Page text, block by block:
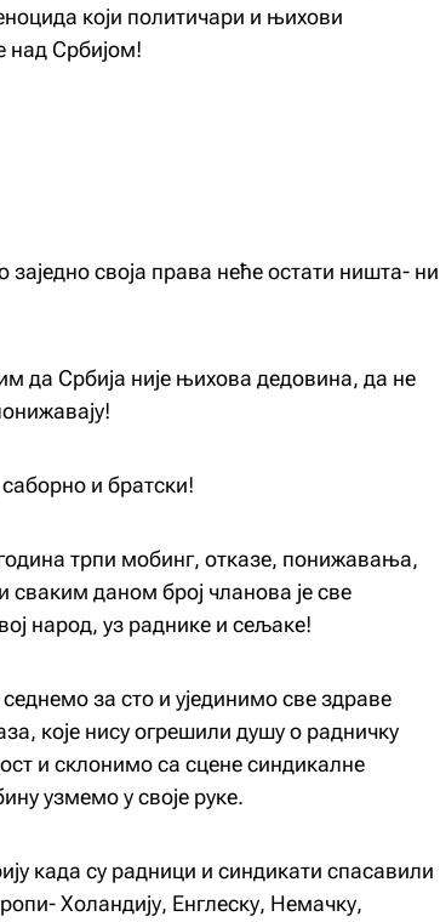
који политичари и њихови
над Србијом!
своја права неће остати ништа- ни
да Србија није њихова дедовина, да не
и братски!
трпи мобинг, отказе, понижавања,
сваким даном број чланова је све
народ, уз раднике и сељаке!
за сто и ујединимо све здраве
које нису огрешили душу о радничку
и склонимо са сцене синдикалне
узмемо у своје руке.
када су радници и синдикати спасавили
Холандију, Енглеску, Немачку,